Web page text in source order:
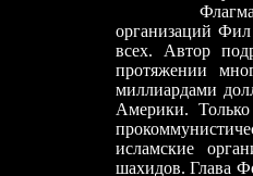
организаций
всех. Автор
протяжении
миллиардами
Америки.
исламские
шахидов. Глава